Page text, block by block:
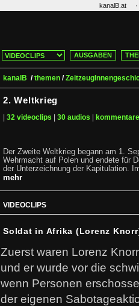
kanalB.at ·
AUSGABEN
kanalB /themen /
2. Weltkrieg
32 videoclips 30 audios kommentare
Der Zweite Weltkrieg begann am 1.
Wehrmacht auf Polen und endete für
der Unterzeichnung der Kapitulation.
mehr
VIDEOCLIPS
Soldat in Afrika (Lorenz
Zuerst waren Lorenz
und er wurde vor die
wenn Personen
der eigenen